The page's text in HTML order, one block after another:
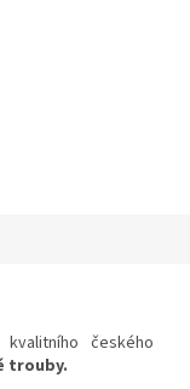
českého
trouby.